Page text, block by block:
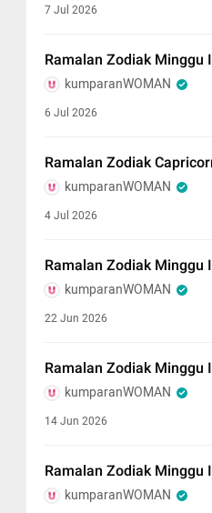
7 Jul 2026
Ramalan Zodiak Minggu
kumparanWOMAN
6 Jul 2026
Ramalan Zodiak
kumparanWOMAN
4 Jul 2026
Ramalan Zodiak Minggu
kumparanWOMAN
22 Jun 2026
Ramalan Zodiak Minggu
kumparanWOMAN
14 Jun 2026
Ramalan Zodiak Minggu
kumparanWOMAN